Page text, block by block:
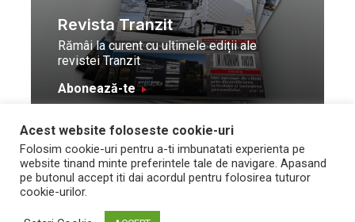
Revista Tranzit
Rămâi la curent cu ultimele ediții ale
revistei Tranzit
Abonează-te
© Toate drepturile
rezervate Trafic Media
2026
Design by
and development by Neo
Vision Technologies
Acest website foloseste cookie-uri
Folosim cookie-uri pentru a-ti imbunatati experienta pe
website tinand minte preferintele tale de navigare. Apasand
pe butonul accept iti dai acordul pentru folosirea tuturor
cookie-urilor.